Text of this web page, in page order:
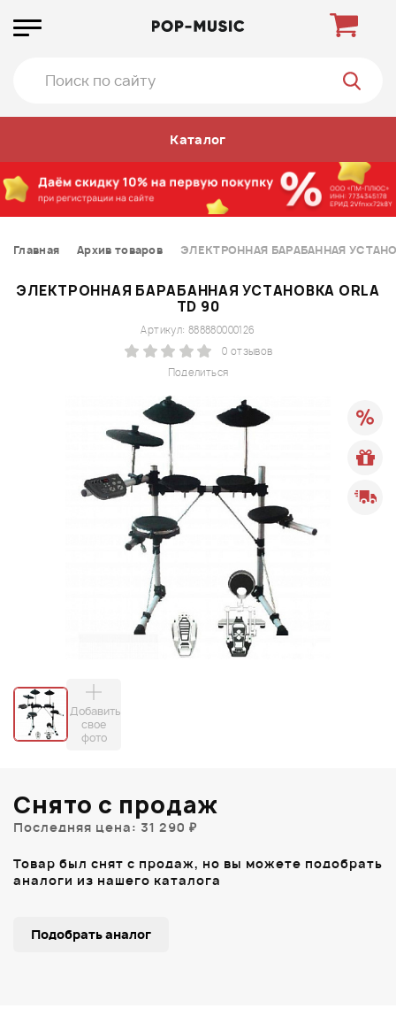
Каталог
Главная Архив товаров ЭЛЕКТРОННАЯ БАРАБАННАЯ
ЭЛЕКТРОННАЯ БАРАБАННАЯ УСТАНОВКА ORLA
TD 90
Поделиться
Артикул: 888880000126
0 отзывов
Добавить
свое
фото
Снято с продаж
Последняя цена: 31 290 ₽
Товар был снят с продаж, но вы можете подобрать
аналоги из нашего каталога
Подобрать аналог